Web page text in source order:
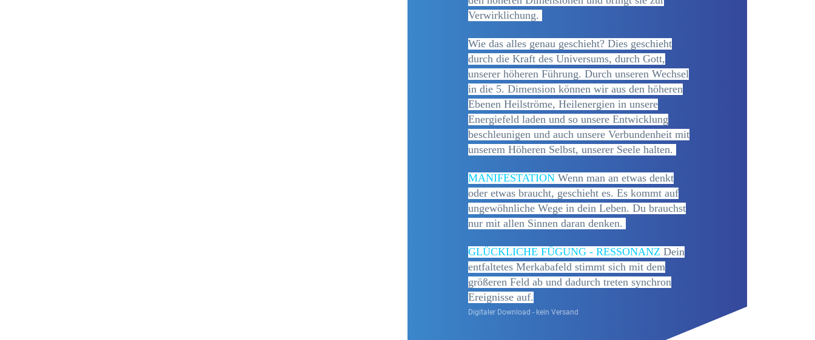
Verwirklichung.
Wie das alles genau geschieht? Dies geschieht
durch die Kraft des Universums, durch Gott,
unserer höheren Führung. Durch unseren Wechsel
in die 5. Dimension können wir aus den höheren
Ebenen Heilströme, Heilenergien in unsere
Energiefeld laden und so unsere Entwicklung
beschleunigen und auch unsere Verbundenheit mit
unserem Höheren Selbst, unserer Seele halten.
MANIFESTATION Wenn man an etwas denkt
oder etwas braucht, geschieht es. Es kommt auf
ungewöhnliche Wege in dein Leben. Du brauchst
nur mit allen Sinnen daran denken.
GLÜCKLICHE FÜGUNG - RESSONANZ Dein
entfaltetes Merkabafeld stimmt sich mit dem
größeren Feld ab und dadurch treten synchron
Ereignisse auf.
Digitaler Download - kein Versand